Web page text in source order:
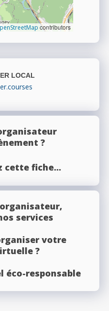
contributors
LOCAL
?
cette fiche...
services
votre
?
éco-responsable